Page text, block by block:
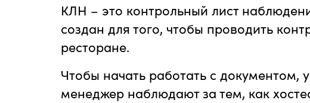
КЛН – это контрольный лист
создан для того, чтобы проводить
ресторане.
Чтобы начать работать с документом,
менеджер наблюдают за тем, как